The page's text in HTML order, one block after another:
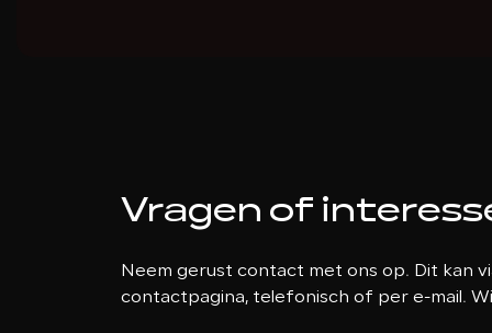
Vragen of
Neem gerust contact met ons op. Dit kan
contactpagina, telefonisch of per e-mail.